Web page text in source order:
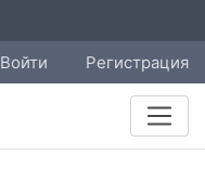
Войти Регистрация